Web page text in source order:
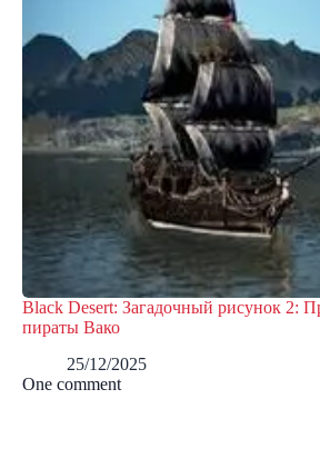
Black Desert: Загадочный рисунок 2:
пираты Вако
25/12/2025
One comment